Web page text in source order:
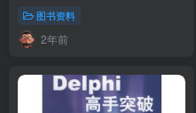
图书资料
2年前